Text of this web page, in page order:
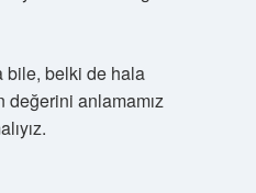
bile, belki de hala
anlamamız